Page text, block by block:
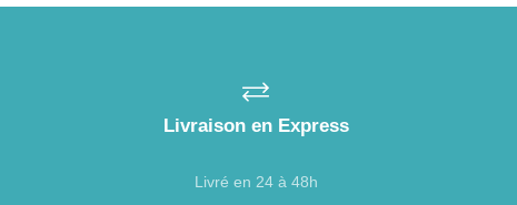
Livraison en Express
Livré en 24 à 48h